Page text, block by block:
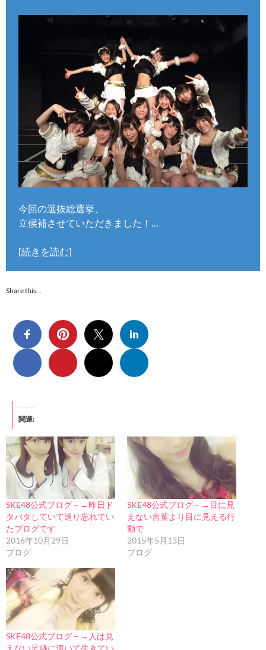
今回の選抜総選挙、
立候補させていただきました！…
[続きを読む]
Share this…
関連
SKE48公式ブログ – →昨日ド
タバタしていて送り忘れてい
たブログです
2016年10月29日
ブログ
SKE48公式ブログ – →目に見
えない言葉より目に見える行
動で
2015年5月13日
ブログ
SKE48公式ブログ – →人は見
えない足跡に連いて生きてい